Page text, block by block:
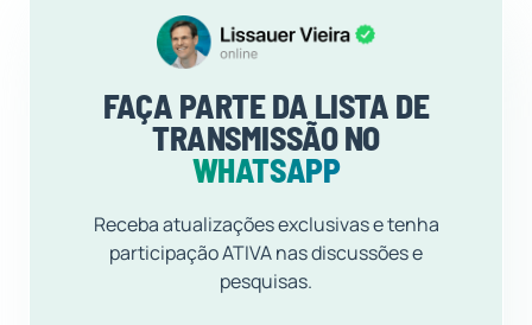
FAÇA PARTE DA LISTA DE
TRANSMISSÃO NO
WHATSAPP
Receba atualizações exclusivas e tenha
participação ATIVA nas discussões e
pesquisas.